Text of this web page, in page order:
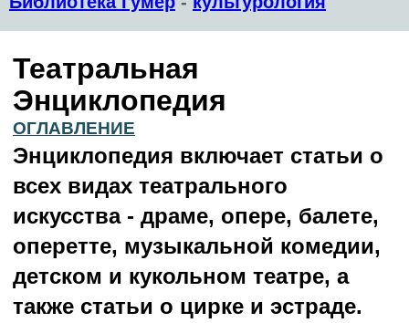
Театральная
Энциклопедия
ОГЛАВЛЕНИЕ
Энциклопедия включает статьи о
всех видах театрального
искусства - драме, опере, балете,
оперетте, музыкальной комедии,
детском и кукольном театре, а
также статьи о цирке и эстраде.